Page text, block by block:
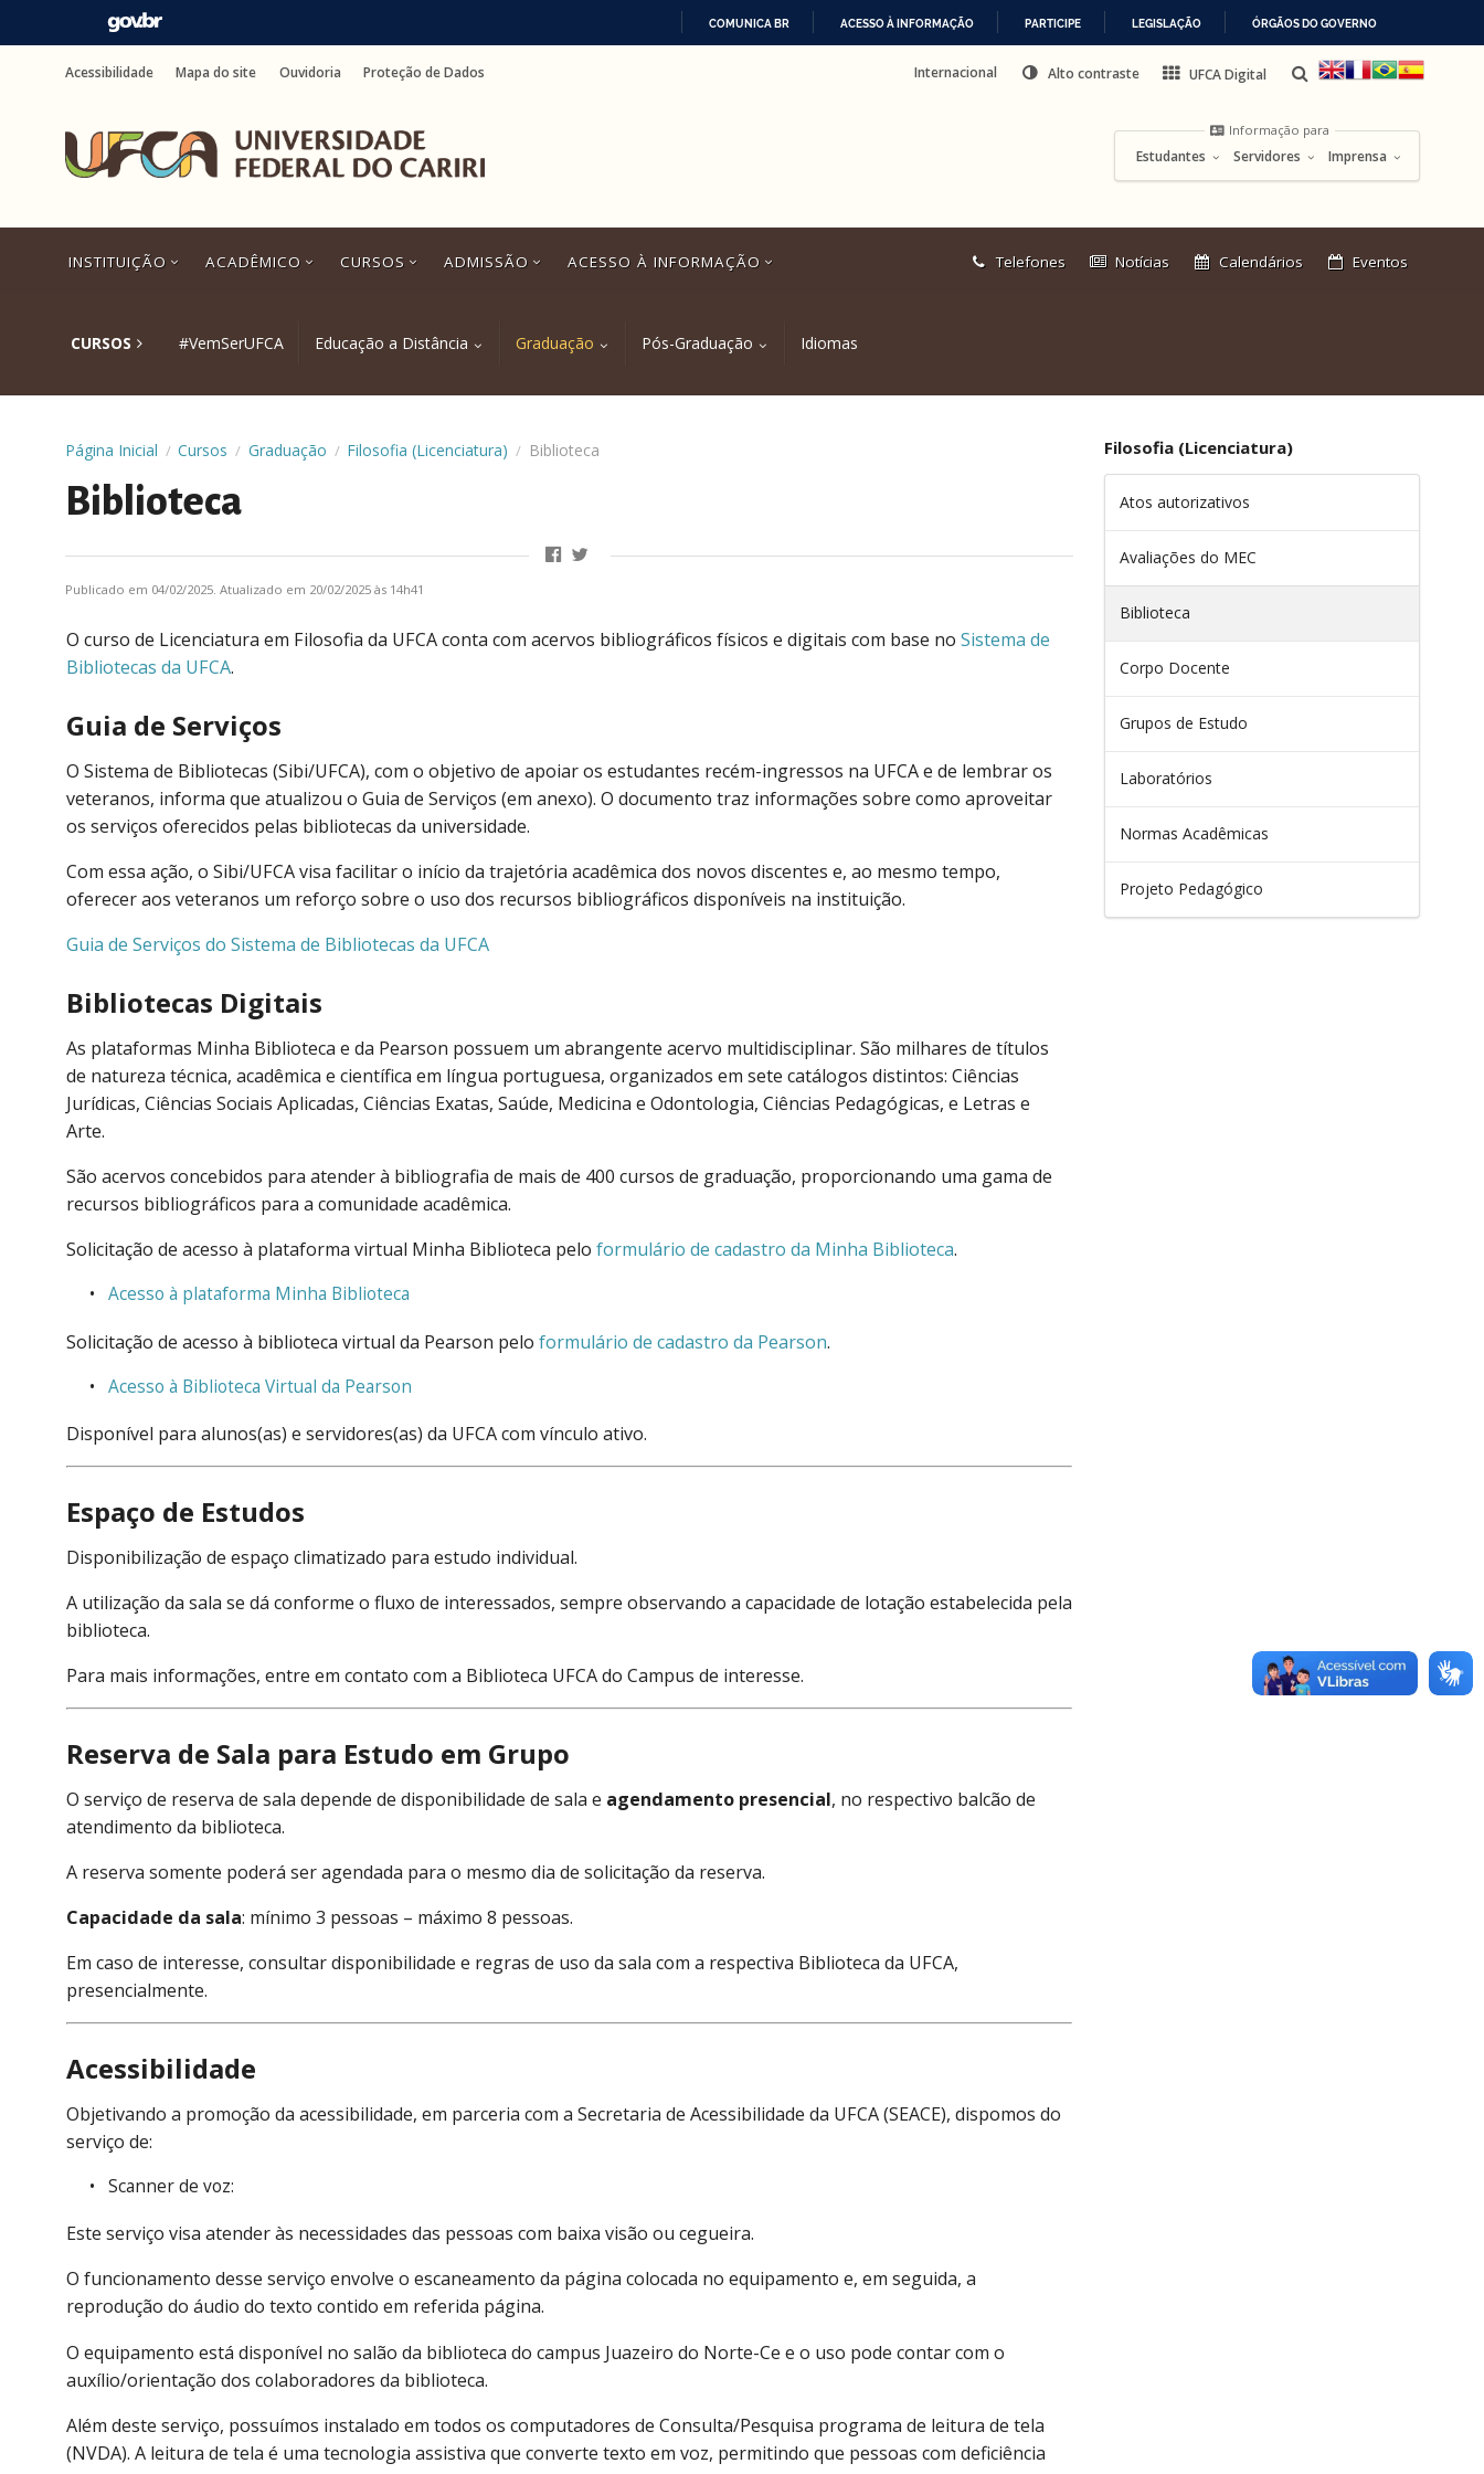
COMUNICA BR ACESSO À INFORMAÇÃO PARTICIPE LEGISLAÇÃO ÓRGÃOS DO GOVERNO
para
para
busca
rodapé
Acessibilidade Mapa do site Ouvidoria Proteção de Dados Internacional Alto contraste UFCA Digital
Informação para
Estudantes Servidores Imprensa
INSTITUIÇÃO ACADÊMICO CURSOS ADMISSÃO ACESSO À INFORMAÇÃO
Link
Telefones Notícias Calendários Eventos
CURSOS #VemSerUFCA Educação a Distância Graduação Pós-Graduação Idiomas
Página Inicial / Cursos / Graduação / Filosofia (Licenciatura) / Biblioteca
Biblioteca
Publicado em 04/02/2025. Atualizado em 20/02/2025 às 14h41
O curso de Licenciatura em Filosofia da UFCA conta com acervos bibliográficos físicos e digitais com base no Sistema de
Bibliotecas da UFCA.
Guia de Serviços
O Sistema de Bibliotecas (Sibi/UFCA), com o objetivo de apoiar os estudantes recém-ingressos na UFCA e de lembrar os
veteranos, informa que atualizou o Guia de Serviços (em anexo). O documento traz informações sobre como aproveitar
os serviços oferecidos pelas bibliotecas da universidade.
Com essa ação, o Sibi/UFCA visa facilitar o início da trajetória acadêmica dos novos discentes e, ao mesmo tempo,
oferecer aos veteranos um reforço sobre o uso dos recursos bibliográficos disponíveis na instituição.
Guia de Serviços do Sistema de Bibliotecas da UFCA
Bibliotecas Digitais
As plataformas Minha Biblioteca e da Pearson possuem um abrangente acervo multidisciplinar. São milhares de títulos
de natureza técnica, acadêmica e científica em língua portuguesa, organizados em sete catálogos distintos: Ciências
Jurídicas, Ciências Sociais Aplicadas, Ciências Exatas, Saúde, Medicina e Odontologia, Ciências Pedagógicas, e Letras e
Arte.
São acervos concebidos para atender à bibliografia de mais de 400 cursos de graduação, proporcionando uma gama de
recursos bibliográficos para a comunidade acadêmica.
Solicitação de acesso à plataforma virtual Minha Biblioteca pelo formulário de cadastro da Minha Biblioteca.
Acesso à plataforma Minha Biblioteca
Solicitação de acesso à biblioteca virtual da Pearson pelo formulário de cadastro da Pearson.
Acesso à Biblioteca Virtual da Pearson
Disponível para alunos(as) e servidores(as) da UFCA com vínculo ativo.
Espaço de Estudos
Disponibilização de espaço climatizado para estudo individual.
A utilização da sala se dá conforme o fluxo de interessados, sempre observando a capacidade de lotação estabelecida pela
biblioteca.
Para mais informações, entre em contato com a Biblioteca UFCA do Campus de interesse.
Reserva de Sala para Estudo em Grupo
O serviço de reserva de sala depende de disponibilidade de sala e agendamento presencial, no respectivo balcão de
atendimento da biblioteca.
A reserva somente poderá ser agendada para o mesmo dia de solicitação da reserva.
Capacidade da sala: mínimo 3 pessoas – máximo 8 pessoas.
Em caso de interesse, consultar disponibilidade e regras de uso da sala com a respectiva Biblioteca da UFCA,
presencialmente.
Acessibilidade
Objetivando a promoção da acessibilidade, em parceria com a Secretaria de Acessibilidade da UFCA (SEACE), dispomos do
serviço de:
Scanner de voz:
Este serviço visa atender às necessidades das pessoas com baixa visão ou cegueira.
O funcionamento desse serviço envolve o escaneamento da página colocada no equipamento e, em seguida, a
reprodução do áudio do texto contido em referida página.
O equipamento está disponível no salão da biblioteca do campus Juazeiro do Norte-Ce e o uso pode contar com o
auxílio/orientação dos colaboradores da biblioteca.
Além deste serviço, possuímos instalado em todos os computadores de Consulta/Pesquisa programa de leitura de tela
(NVDA). A leitura de tela é uma tecnologia assistiva que converte texto em voz, permitindo que pessoas com deficiência
Filosofia (Licenciatura)
Atos autorizativos
Avaliações do MEC
Biblioteca
Corpo Docente
Grupos de Estudo
Laboratórios
Normas Acadêmicas
Projeto Pedagógico